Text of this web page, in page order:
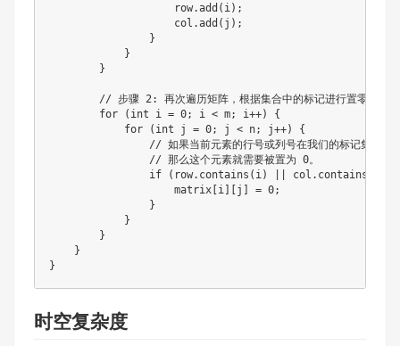
                    row
.add ( i ) ;
                    col
.add ( j ) ;
}
}
}
// 步骤 2: 再次遍历矩阵，根据集合中的标记进行置零
for
( int i = 0; i < m; i++)
{
for
( int j = 0; j < n; j++)
{
// 如果当前元素的行号或列号在我们的标记集合中
// 那么这个元素就需要被置为 0。
if
( row. contains ( i ) col . contains
                    matrix
[i ] [j ] = 0;
}
}
}
}
}
时空复杂度